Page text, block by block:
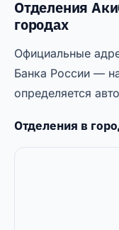
Отделения
городах
Официальные
Банка России —
определяется
Отделения в